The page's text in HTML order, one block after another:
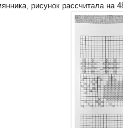
рисунок рассчитала на